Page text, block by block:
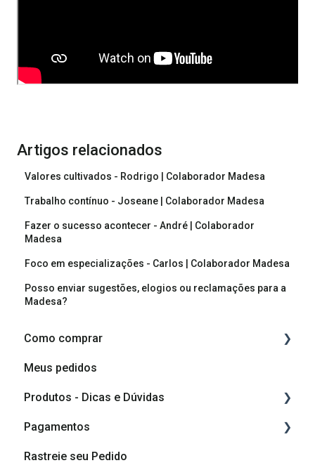
Artigos relacionados
Valores cultivados - Rodrigo | Colaborador Madesa
Trabalho contínuo - Joseane | Colaborador Madesa
Fazer o sucesso acontecer - André | Colaborador
Madesa
Foco em especializações - Carlos | Colaborador Madesa
Posso enviar sugestões, elogios ou reclamações para a
Madesa?
Como comprar
Como comprar
Como planejar o meu móvel
Meus pedidos
Produtos - Dicas e Dúvidas
Componentes do produto
Vídeos de montagem
Pagamentos
Cashback
Rastreie seu Pedido